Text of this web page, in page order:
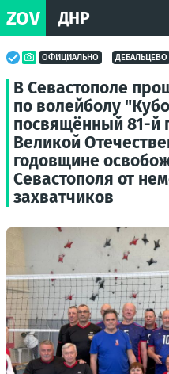
ZOV ДНР
ОФИЦИАЛЬНО ДЕБАЛЬЦЕВО
В Севастополе
по волейболу
посвящённый 81-й
Великой
годовщине
Севастополя от
захватчиков